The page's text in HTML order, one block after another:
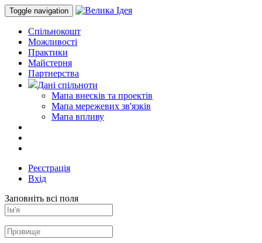
Toggle navigation
Спільнокошт
Можливості
Практики
Майстерня
Партнерства
Дані спільноти
Мапа внесків та проектів
Мапа мережевих зв'язків
Мапа впливу
Реєстрація
Вхід
Заповніть всі поля